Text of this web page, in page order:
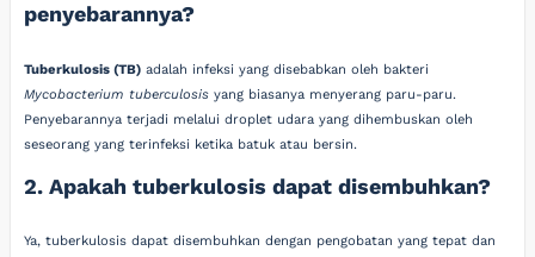
penyebarannya?
Tuberkulosis (TB) adalah infeksi yang disebabkan oleh bakteri
Mycobacterium tuberculosis yang biasanya menyerang paru-paru.
Penyebarannya terjadi melalui droplet udara yang dihembuskan oleh
seseorang yang terinfeksi ketika batuk atau bersin.
2. Apakah tuberkulosis dapat disembuhkan?
Ya, tuberkulosis dapat disembuhkan dengan pengobatan yang tepat dan